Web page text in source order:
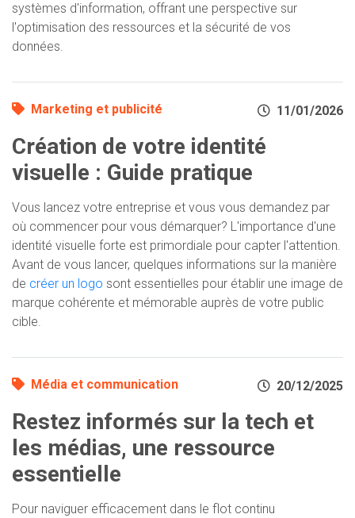
systèmes d'information, offrant une perspective sur
l'optimisation des ressources et la sécurité de vos
données.
Marketing et publicité 11/01/2026
Création de votre identité
visuelle : Guide pratique
Vous lancez votre entreprise et vous vous demandez par
où commencer pour vous démarquer? L'importance d'une
identité visuelle forte est primordiale pour capter l'attention.
Avant de vous lancer, quelques informations sur la manière
de créer un logo sont essentielles pour établir une image de
marque cohérente et mémorable auprès de votre public
cible.
Média et communication 20/12/2025
Restez informés sur la tech et
les médias, une ressource
essentielle
Pour naviguer efficacement dans le flot continu